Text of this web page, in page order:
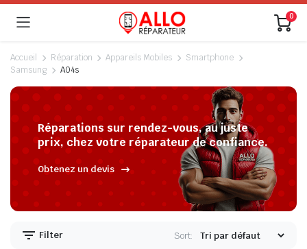
0
Accueil Réparation Appareils Mobiles
Smartphone
Samsung
A04s
Réparations sur rendez-vous, au juste
prix, chez votre réparateur de confiance.
Obtenez un devis
Filter Sort: